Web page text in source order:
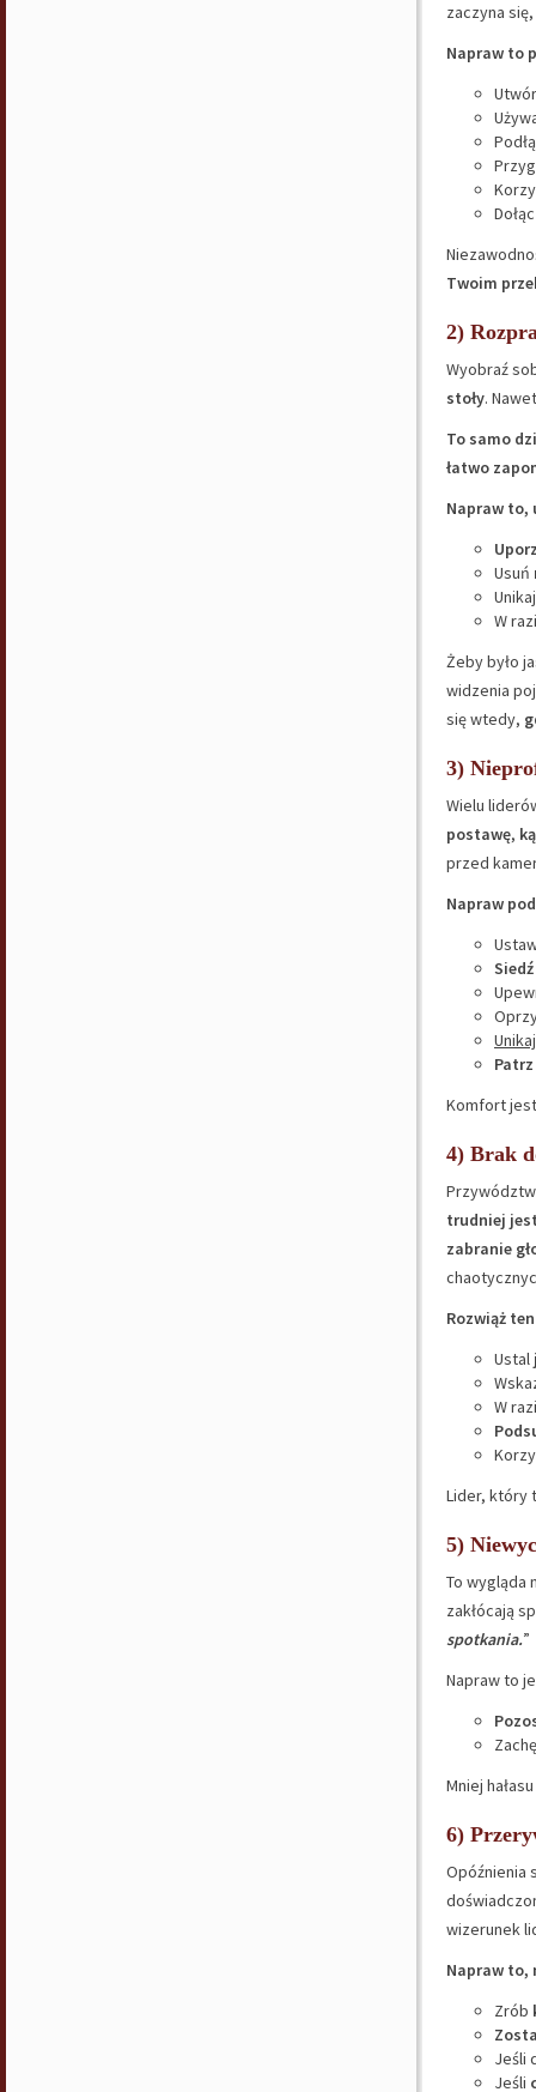
zaczyna
Napraw to
Twoim
2)
Wyobraź
stoły.
To samo
łatwo
Napraw to,
Usuń
​​W
Żeby było
widzenia
się wtedy,
3)
Wielu
postawę,
przed
Napraw
Siedź
Unikaj
Komfort
4) Brak
trudniej
zabranie
Rozwiąż
Ustal
W
Lider, który
5)
To wygląda
zakłócają
spotkania.”
Napraw to
Mniej
6)
Opóźnienia
wizerunek
Napraw to,
Zrób
Jeśli
Jeśli